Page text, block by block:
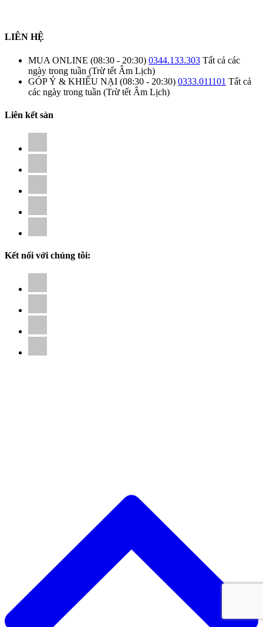
LIÊN HỆ
MUA ONLINE (08:30 - 20:30) 0344.133.303 Tất cả các
ngày trong tuần (Trừ tết Âm Lịch)
GÓP Ý & KHIẾU NẠI (08:30 - 20:30) 0333.011101 Tất cả
các ngày trong tuần (Trừ tết Âm Lịch)
Liên kết sàn
Kết nối với chúng tôi: